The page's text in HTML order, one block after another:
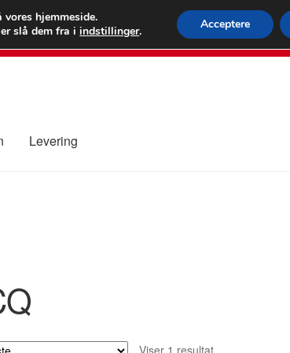
FEDEX
80 82
Levering
Viser 1 resultat
hjemmeside.
slå dem fra iindstillinger. Acceptere